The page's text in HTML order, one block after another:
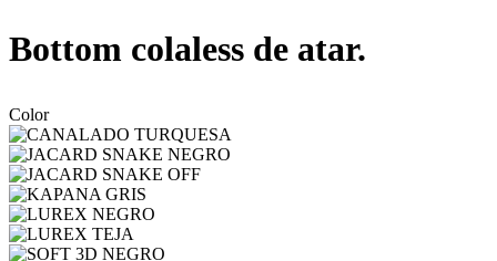
Bottom colaless de atar.
Color